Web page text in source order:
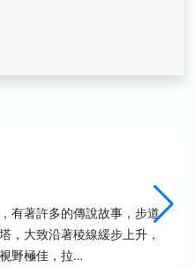
有著許多的傳說故事，步道
，大致沿著稜線緩步上升，
野極佳，拉…